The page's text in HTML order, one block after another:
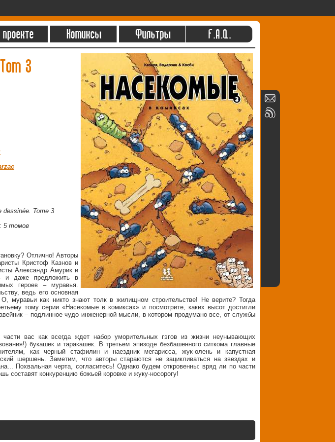
проекте Комиксы Фильтры F.A.Q.
3
dessinée. Tome 3
5 томов
Отлично! Авторы
Кристоф Казнов и
Александр Амурик и
и даже предложить в
героев – муравья.
ведь его основная
муравьи как никто знают толк в жилищном строительстве! Не верите? Тогда
тому серии «Насекомые в комиксах» и посмотрите, каких высот достигли
– подлинное чудо инженерной мысли, в котором продумано все, от службы
вас как всегда ждет набор уморительных гэгов из жизни неунывающих
букашек и таракашек. В третьем эпизоде безбашенного ситкома главные
как черный стафилин и наездник мегарисса, жук-олень и капустная
шершень. Заметим, что авторы стараются не зацикливаться на звездах и
Похвальная черта, согласитесь! Однако будем откровенны: вряд ли по части
составят конкуренцию божьей коровке и жуку-носорогу!